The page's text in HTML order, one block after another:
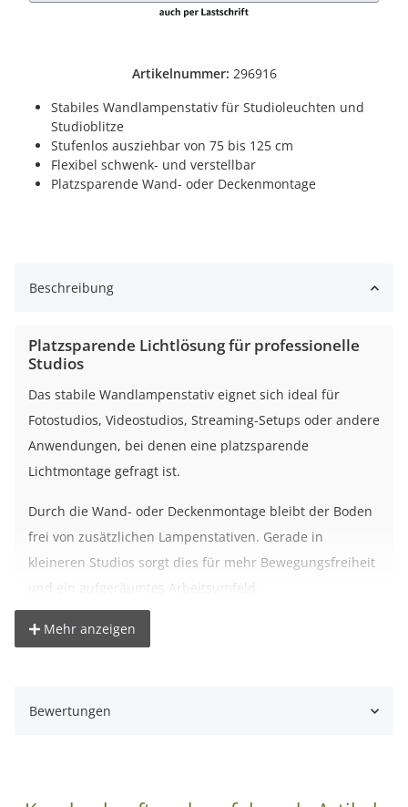
Artikelnummer: 296916
Stabiles Wandlampenstativ für Studioleuchten und
Studioblitze
Stufenlos ausziehbar von 75 bis 125 cm
Flexibel schwenk- und verstellbar
Platzsparende Wand- oder Deckenmontage
Beschreibung
Platzsparende Lichtlösung für professionelle
Studios
Das stabile Wandlampenstativ eignet sich ideal für
Fotostudios, Videostudios, Streaming-Setups oder andere
Anwendungen, bei denen eine platzsparende
Lichtmontage gefragt ist.
Durch die Wand- oder Deckenmontage bleibt der Boden
frei von zusätzlichen Lampenstativen. Gerade in
kleineren Studios sorgt dies für mehr Bewegungsfreiheit
und ein aufgeräumtes Arbeitsumfeld.
Der Teleskoparm lässt sich stufenlos von 75 bis 125 cm
positioniert werden.
Mehr anzeigen
Bewertungen